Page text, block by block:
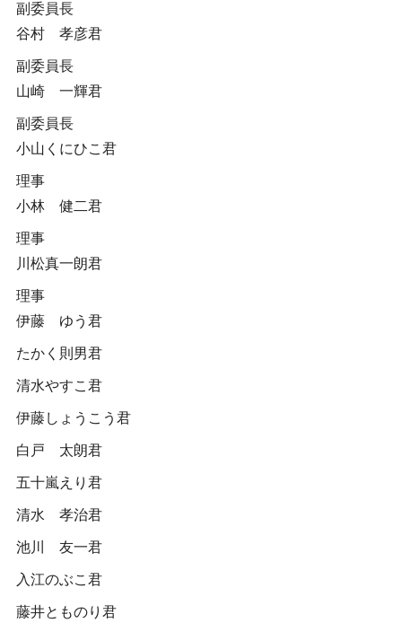
副委員長
谷村 孝彦君
副委員長
山崎 一輝君
副委員長
小山くにひこ君
理事
小林 健二君
理事
川松真一朗君
理事
伊藤 ゆう君
たかく則男君
清水やすこ君
伊藤しょうこう君
白戸 太朗君
五十嵐えり君
清水 孝治君
池川 友一君
入江のぶこ君
藤井とものり君